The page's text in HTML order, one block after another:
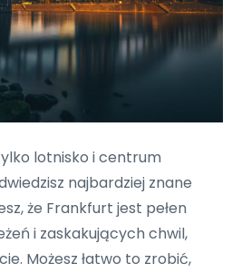
lotnisko i centrum
najbardziej znane
że Frankfurt jest pełen
i zaskakujących chwil,
Możesz łatwo to zrobić,